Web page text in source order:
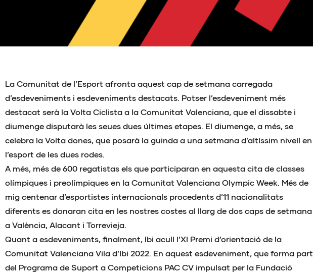
La Comunitat de l’Esport afronta aquest cap de setmana carregada
d’esdeveniments i esdeveniments destacats. Potser l’esdeveniment més
destacat serà la Volta Ciclista a la Comunitat Valenciana, que el dissabte i
diumenge disputarà les seues dues últimes etapes. El diumenge, a més, se
celebra la Volta dones, que posarà la guinda a una setmana d’altíssim nivell en
l’esport de les dues rodes.
A més, més de 600 regatistas els que participaran en aquesta cita de classes
olímpiques i preolímpiques en la Comunitat Valenciana Olympic Week. Més de
mig centenar d’esportistes internacionals procedents d’11 nacionalitats
diferents es donaran cita en les nostres costes al llarg de dos caps de setmana
a València, Alacant i Torrevieja.
Quant a esdeveniments, finalment, Ibi acull l’XI Premi d’orientació de la
Comunitat Valenciana Vila d’Ibi 2022. En aquest esdeveniment, que forma part
del Programa de Suport a Competicions PAC CV impulsat per la Fundació